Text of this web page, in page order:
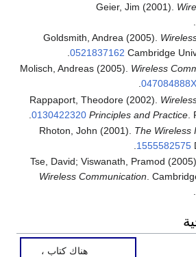
Geier, Jim (2001).
Goldsmith, Andrea (2005).
Cambridge
0521837162
Molisch, Andreas (2005). Wireless
047084888X
.
Rappaport, Theodore (2002).
Principles and Practice.
0130422320
Rhoton, John (2001). The Wireless
1555582575
Tse, David; Viswanath, Pramod
Wireless Communication.
.
هناك كتاب ،